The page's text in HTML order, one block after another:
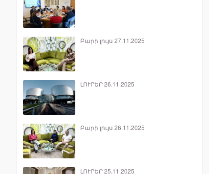
Բարի լույս 27.11.2025
ԼՈՒՐԵՐ 26.11.2025
Բարի լույս 26.11.2025
ԼՈՒՐԵՐ 25.11.2025